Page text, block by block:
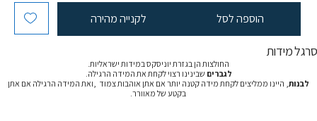
הוספה לסל לקנייה מהירה
סרגל מידות
החולצות הן בגזרת יוניסקס במידות ישראליות.
לגברים שבינינו רצוי לקחת את המידה הרגילה.
לבנות, היינו ממליצים לקחת מידה קטנה יותר אם אתן אוהבות צמוד ,ואת המידה הרגילה אם אתן
בקטע של מאוורר.